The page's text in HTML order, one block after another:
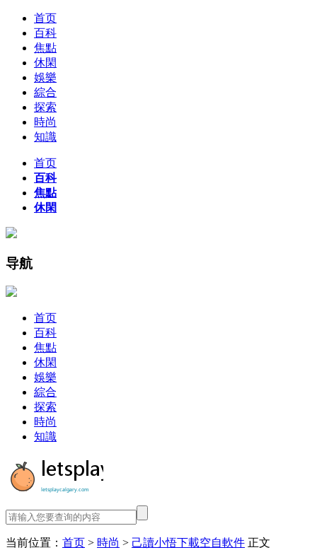
首页
百科
焦點
休閑
娛樂
綜合
探索
時尚
知識
首页
百科
焦點
休閑
导航
首页
百科
焦點
休閑
娛樂
綜合
探索
時尚
知識
当前位置： 首页 > 時尚 > 己讀小悟下載空自軟件 正文